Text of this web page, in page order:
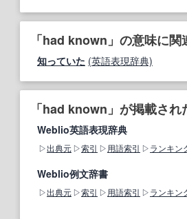
「had known」の意味に関
知っていた (英語表現辞典)
「had known」が掲載され
Weblio英語表現辞典
出典元 索引 用語索引 ランキン
Weblio例文辞書
出典元 索引 用語索引 ランキン